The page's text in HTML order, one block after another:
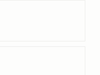
の登場――畑陸相就
軍中央と関東軍の
が「陸軍と衝突する
議の圧伏